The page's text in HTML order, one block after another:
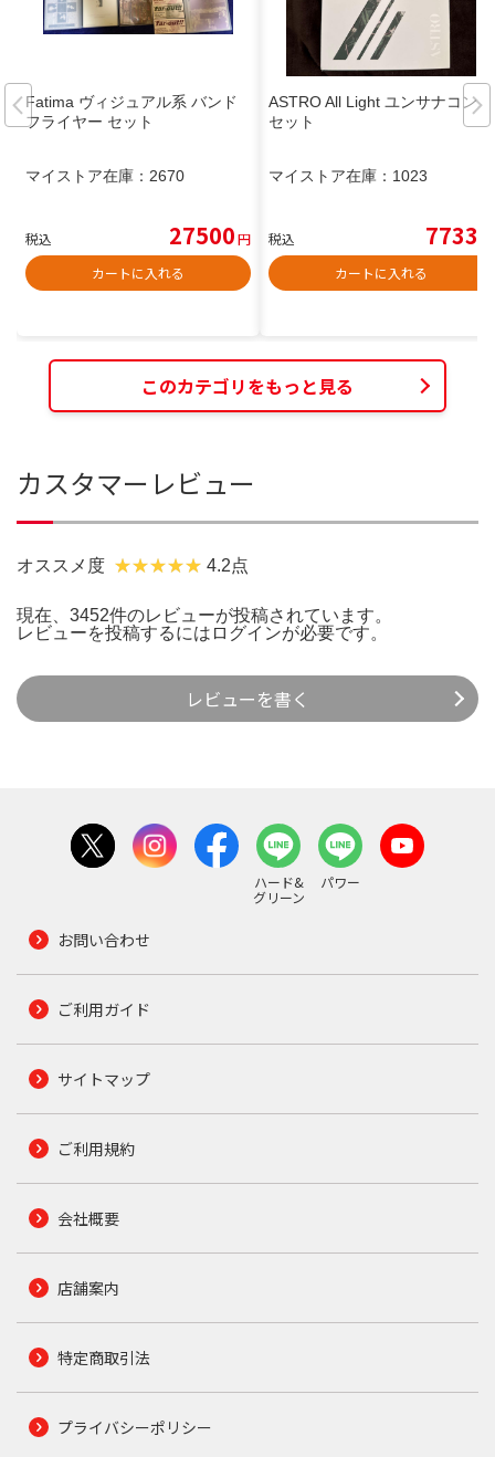
Fatima ヴィジュアル系 バンド
フライヤー セット
マイストア在庫： 2670
税込 27500円
カートに入れる
ASTRO All Light ユンサナコンプ
セット
マイストア在庫： 1023
税込 7733
カートに入れる
このカテゴリをもっと見る
カスタマーレビュー
オススメ度 4.2点
現在、3452件のレビューが投稿されています。
レビューを投稿するには ログインが必要です。
レビューを書く
ハード&
グリーン
パワー
お問い合わせ
ご利用ガイド
サイトマップ
ご利用規約
会社概要
店舗案内
特定商取引法
プライバシーポリシー